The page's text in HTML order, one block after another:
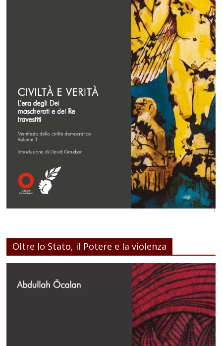
Oltre lo Stato, il Potere e la violenza